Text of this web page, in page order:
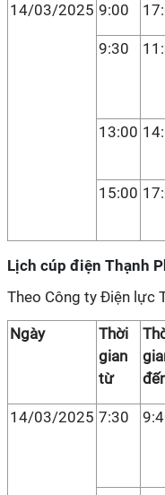
14/03/2025 9:00
9:30
13:00
15:00
Lịch cúp điện Thạnh
Theo Công ty Điện lực
Ngày
Thời
gian
từ
14/03/2025 7:30